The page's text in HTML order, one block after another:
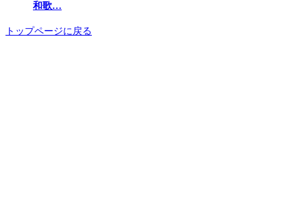
和歌…
トップページに戻る